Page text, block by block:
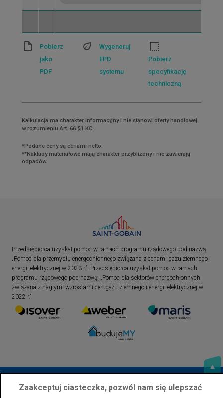
Pobierz
jako
PDF
Wygeneruj
EPD
systemu
Pobierz
specyfikację
techniczną
Kalkulacja ma charakter informacyjny i nie stanowi oferty handlowej
w rozumieniu Art. 66 §1 KC.
*Podane ceny są cenami netto.
**Nakłady materiałowe mają charakter przybliżony i nie zawierają
odpadów.
Przedsiębiorca uzyskał pomoc w ramach programu rządowego pod nazwą
„Pomoc dla przemysłu energochłonnego związana z cenami gazu ziemnego i
energii elektrycznej w 2023 r.”. Przedsiębiorca uzyskał pomoc w ramach
programu rządowego pod nazwą: „Pomoc dla sektorów energochłonnych
związana z nagłymi wzrostami cen gazu ziemnego i energii elektrycznej w
2022 r.”
Zaakceptuj ciasteczka, pozwól nam się ulepszać